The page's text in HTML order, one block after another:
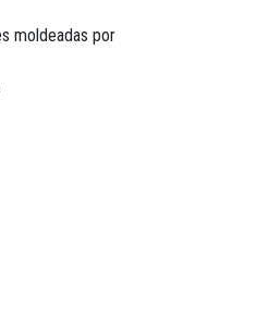
moldeadas por